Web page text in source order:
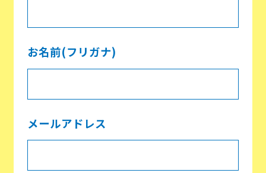
お名前(フリガナ)
メールアドレス